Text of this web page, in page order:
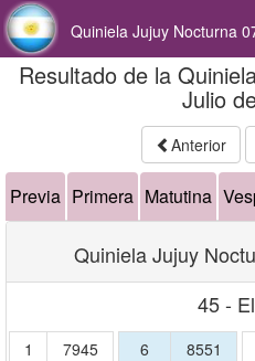
Quiniela Jujuy Nocturna
Resultado de la
Julio
Anterior
Previa Primera Matutina
Quiniela Jujuy
45 -
1
7945
6
8551